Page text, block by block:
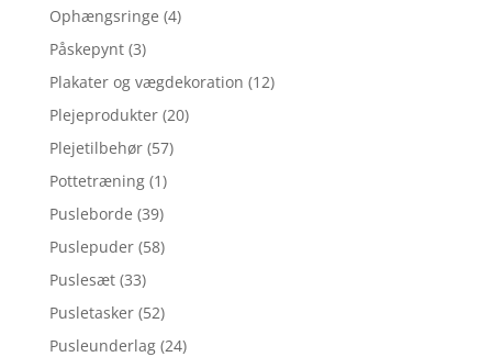
Ophængsringe (4)
Påskepynt (3)
Plakater og vægdekoration (12)
Plejeprodukter (20)
Plejetilbehør (57)
Pottetræning (1)
Pusleborde (39)
Puslepuder (58)
Puslesæt (33)
Pusletasker (52)
Pusleunderlag (24)